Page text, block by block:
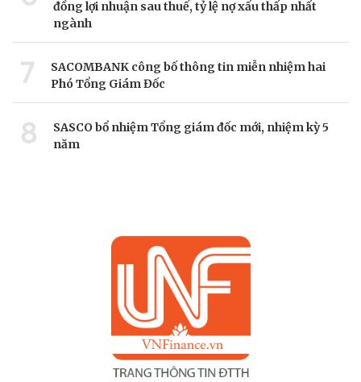
đồng lợi nhuận sau thuế, tỷ lệ nợ xấu thấp nhất
ngành
7
SACOMBANK công bố thông tin miễn nhiệm hai
Phó Tổng Giám Đốc
8
SASCO bổ nhiệm Tổng giám đốc mới, nhiệm kỳ 5
năm